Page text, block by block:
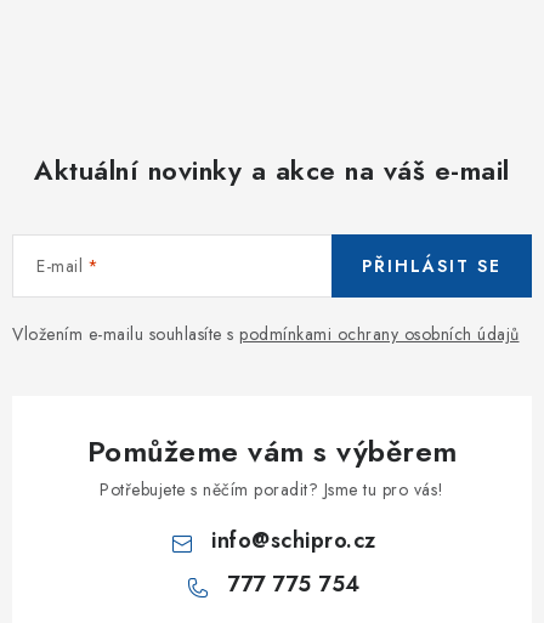
Aktuální novinky a akce na váš e-mail
E-mail
Vložením e-mailu souhlasíte s podmínkami ochrany osobních údajů
PŘIHLÁSIT SE
Pomůžeme vám s výběrem
Potřebujete s něčím poradit? Jsme tu pro vás!
info@schipro.cz
777 775 754